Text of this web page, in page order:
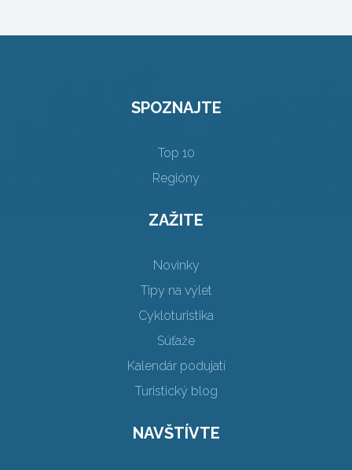
SPOZNAJTE
Top 10
Regióny
ZAŽITE
Novinky
Tipy na výlet
Cykloturistika
Súťaže
Kalendár podujatí
Turistický blog
NAVŠTÍVTE